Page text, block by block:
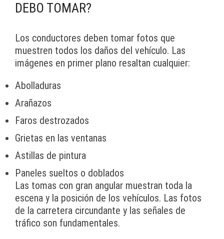
DEBO TOMAR?
Los conductores deben tomar fotos que
muestren todos los daños del vehículo. Las
imágenes en primer plano resaltan cualquier:
Abolladuras
Arañazos
Faros destrozados
Grietas en las ventanas
Astillas de pintura
Paneles sueltos o doblados
Las tomas con gran angular muestran toda la
escena y la posición de los vehículos. Las fotos
de la carretera circundante y las señales de
tráfico son fundamentales.